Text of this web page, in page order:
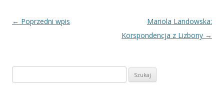
Nawigacja
← Poprzedni wpis
Mariola Landowska:
Korspondencja z Lizbony →